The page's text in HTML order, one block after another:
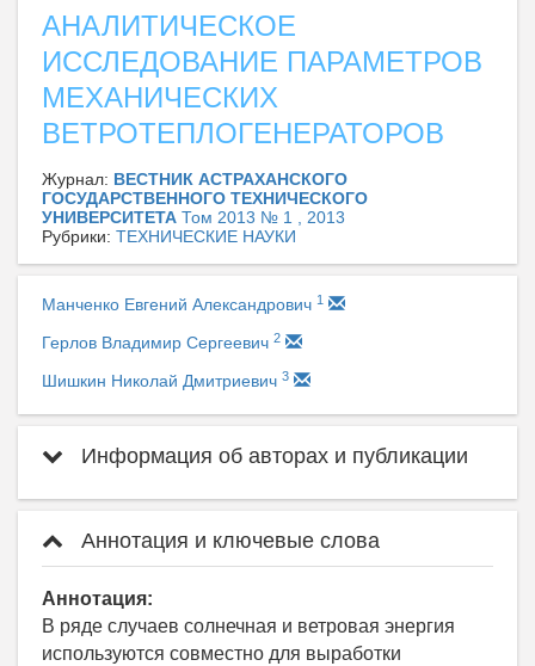
АНАЛИТИЧЕСКОЕ
ИССЛЕДОВАНИЕ ПАРАМЕТРОВ
МЕХАНИЧЕСКИХ
ВЕТРОТЕПЛОГЕНЕРАТОРОВ
Журнал: ВЕСТНИК АСТРАХАНСКОГО
ГОСУДАРСТВЕННОГО ТЕХНИЧЕСКОГО
УНИВЕРСИТЕТА Том 2013 № 1 , 2013
Рубрики: ТЕХНИЧЕСКИЕ НАУКИ
Манченко Евгений Александрович 1
Герлов Владимир Сергеевич 2
Шишкин Николай Дмитриевич 3
Информация об авторах и публикации
Аннотация и ключевые слова
Аннотация:
В ряде случаев солнечная и ветровая энергия
используются совместно для выработки